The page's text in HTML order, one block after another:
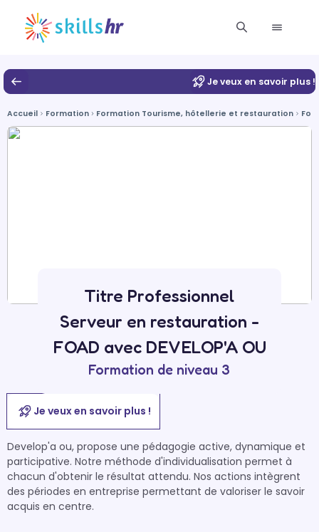
Je veux en savoir plus !
Accueil Formation Formation Tourisme, hôtellerie et restauration
Titre Professionnel
Serveur en restauration -
FOAD avec DEVELOP'A OU
Formation de niveau 3
Je veux en savoir plus !
Develop'a ou, propose une pédagogie active, dynamique et
participative. Notre méthode d'individualisation permet à
chacun d'obtenir le résultat attendu. Nos actions intègrent
des périodes en entreprise permettant de valoriser le savoir
acquis en centre.